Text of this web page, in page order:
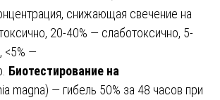
снижающая свечение на
20-40% — слаботоксично, 5-
<5% —
Биотестирование на
magna) — гибель 50% за 48 часов при